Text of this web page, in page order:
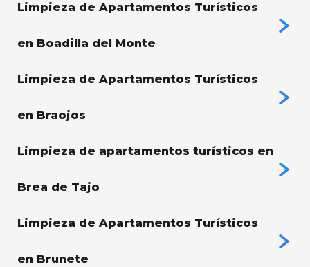
Limpieza de Apartamentos Turísticos
en Boadilla del Monte
Limpieza de Apartamentos Turísticos
en Braojos
Limpieza de apartamentos turísticos en
Brea de Tajo
Limpieza de Apartamentos Turísticos
en Brunete